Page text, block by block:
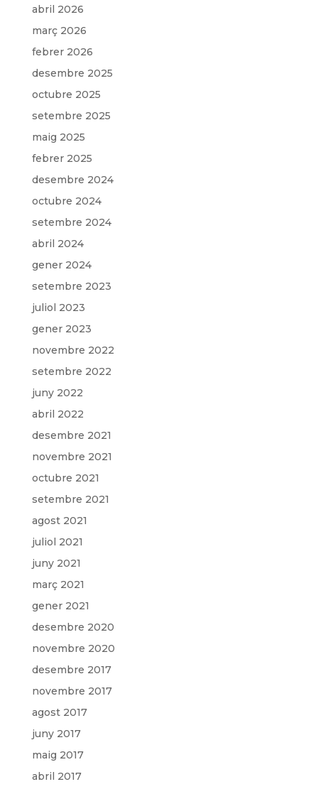
abril 2026
març 2026
febrer 2026
desembre 2025
octubre 2025
setembre 2025
maig 2025
febrer 2025
desembre 2024
octubre 2024
setembre 2024
abril 2024
gener 2024
setembre 2023
juliol 2023
gener 2023
novembre 2022
setembre 2022
juny 2022
abril 2022
desembre 2021
novembre 2021
octubre 2021
setembre 2021
agost 2021
juliol 2021
juny 2021
març 2021
gener 2021
desembre 2020
novembre 2020
desembre 2017
novembre 2017
agost 2017
juny 2017
maig 2017
abril 2017